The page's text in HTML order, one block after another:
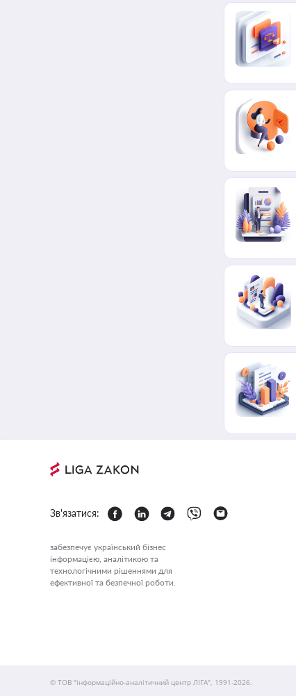
Зв'язатися:
забезпечує український бізнес
інформацією, аналітикою та
технологічними рішеннями для
ефективної та безпечної роботи.
© ТОВ "інформаційно-аналітичний центр ЛІГА", 1991-2026.